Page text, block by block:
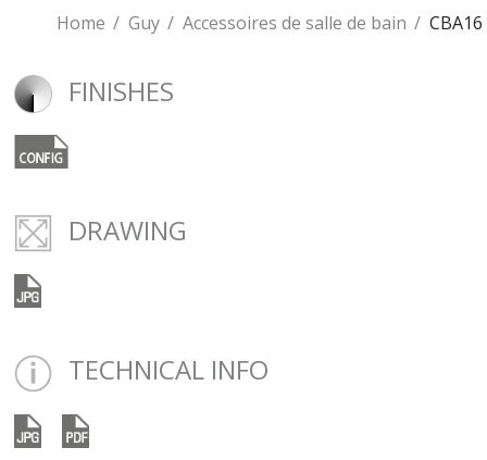
Home Guy Accessoires de salle de bain CBA16
FINISHES
DRAWING
TECHNICAL INFO